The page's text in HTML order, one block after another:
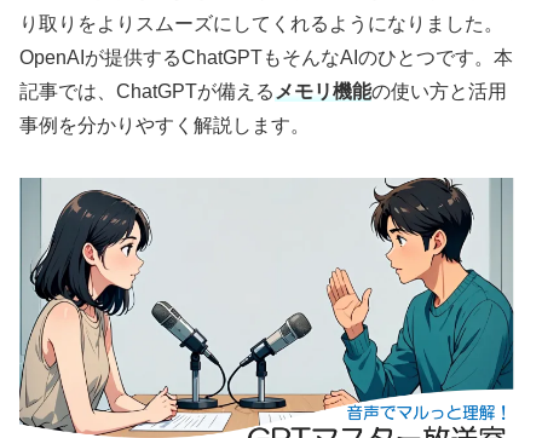
り取りをよりスムーズにしてくれるようになりました。
OpenAIが提供するChatGPTもそんなAIのひとつです。本
記事では、ChatGPTが備える メモリ機能の使い方と活用
事例を分かりやすく解説します。